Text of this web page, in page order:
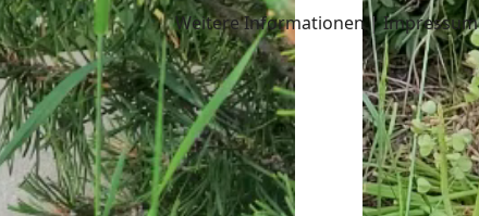
Weitere Informationen|Impressum